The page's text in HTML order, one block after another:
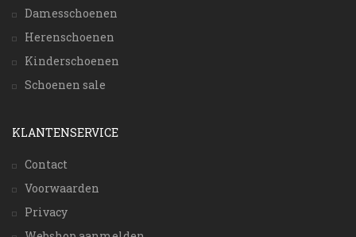
Damesschoenen
Herenschoenen
Kinderschoenen
Schoenen sale
KLANTENSERVICE
Contact
Voorwaarden
Privacy